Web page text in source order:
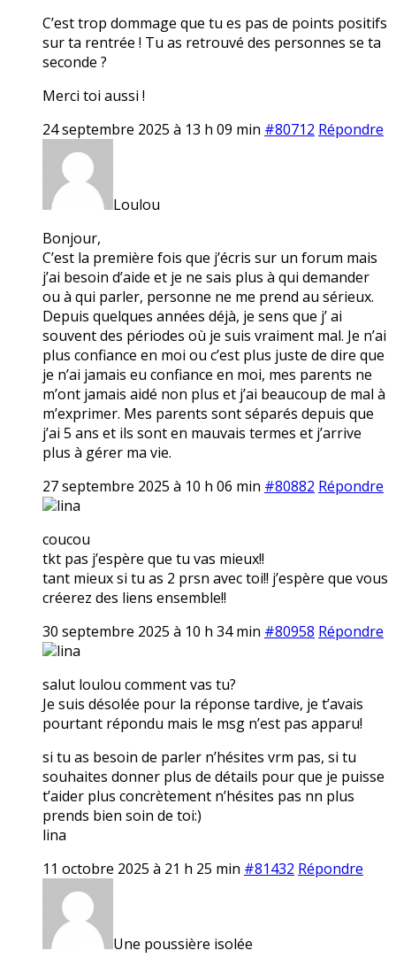
C’est trop dommage que tu es pas de points positifs
sur ta rentrée ! Tu as retrouvé des personnes se ta
seconde ?
Merci toi aussi !
24 septembre 2025 à 13 h 09 min #80712 Répondre
Loulou
Bonjour,
C’est la première fois que j’écris sur un forum mais
j’ai besoin d’aide et je ne sais plus à qui demander
ou à qui parler, personne ne me prend au sérieux.
Depuis quelques années déjà, je sens que j’ ai
souvent des périodes où je suis vraiment mal. Je n’ai
plus confiance en moi ou c’est plus juste de dire que
je n’ai jamais eu confiance en moi, mes parents ne
m’ont jamais aidé non plus et j’ai beaucoup de mal à
m’exprimer. Mes parents sont séparés depuis que
j’ai 5 ans et ils sont en mauvais termes et j’arrive
plus à gérer ma vie.
27 septembre 2025 à 10 h 06 min #80882 Répondre
lina
coucou
tkt pas j’espère que tu vas mieux!!
tant mieux si tu as 2 prsn avec toi!! j’espère que vous
créerez des liens ensemble!!
30 septembre 2025 à 10 h 34 min #80958 Répondre
lina
salut loulou comment vas tu?
Je suis désolée pour la réponse tardive, je t’avais
pourtant répondu mais le msg n’est pas apparu!
si tu as besoin de parler n’hésites vrm pas, si tu
souhaites donner plus de détails pour que je puisse
t’aider plus concrètement n’hésites pas nn plus
prends bien soin de toi:)
lina
11 octobre 2025 à 21 h 25 min #81432 Répondre
Une poussière isolée